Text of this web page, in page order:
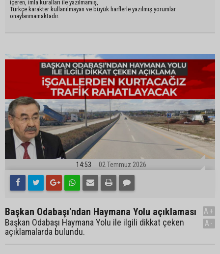
içeren, imla kuralları ile yazılmamış,
Türkçe karakter kullanılmayan ve büyük harflerle yazılmış yorumlar
onaylanmamaktadır.
14:53 02 Temmuz 2026
Başkan Odabaşı'ndan Haymana Yolu açıklaması
Başkan Odabaşı Haymana Yolu ile ilgili dikkat çeken
açıklamalarda bulundu.
A+
A-